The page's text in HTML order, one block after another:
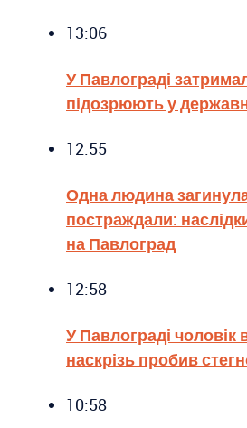
13:06
У Павлограді
підозрюють у
12:55
Одна людина
постраждали:
на Павлоград
12:58
У Павлограді чоловік
наскрізь пробив
10:58